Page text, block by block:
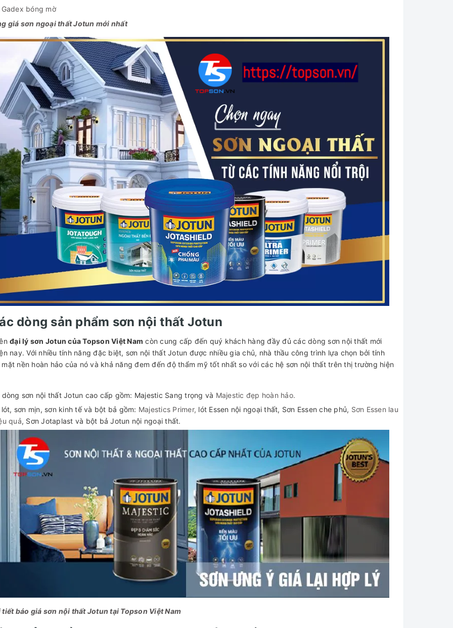
Gadex bóng mờ
giá sơn ngoại thất Jotun mới nhất
dòng sản phẩm sơn nội thất Jotun
đại lý sơn Jotun của Topson Việt Nam còn cung cấp đến quý khách hàng đầy đủ các dòng sơn nội thất mới
nay. Với nhiều tính năng đặc biệt, sơn nội thất Jotun được nhiều gia chủ, nhà thầu công trình lựa chọn bởi tính
mặt nền hoàn hảo của nó và khả năng đem đến độ thẩm mỹ tốt nhất so với các hệ sơn nội thất trên thị trường hiện
dòng sơn nội thất Jotun cao cấp gồm: Majestic Sang trọng và Majestic đẹp hoàn hảo.
lót, sơn mịn, sơn kinh tế và bột bả gồm: Majestics Primer, lót Essen nội ngoại thất, Sơn Essen che phủ, Sơn Essen lau
quả, Sơn Jotaplast và bột bả Jotun nội ngoại thất.
tiết báo giá sơn nội thất Jotun tại Topson Việt Nam